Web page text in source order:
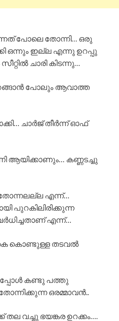
പോലെ തോന്നി… ഒരു
ഒന്നും ഇല്ല എന്നു ഉറപ്പു
ചാരി കിടന്നു…
പോലും ആവാത്ത
ചാർജ് തീർന്ന് ഓഫ്‌
ആയിക്കാണും… കണ്ണടച്ചു
എന്ന്…
പുറകിലിരിക്കുന്ന
എന്ന്…
കൊണ്ടുള്ള തടവൽ
കണ്ടു പത്തു
ഒരമ്മാവൻ..
തല വച്ചു ഭയങ്കര ഉറക്കം….